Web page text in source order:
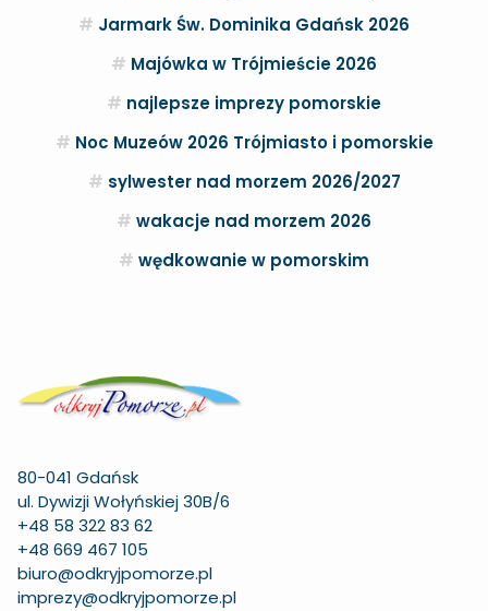
Jarmark Św. Dominika Gdańsk 2026
Majówka w Trójmieście 2026
najlepsze imprezy pomorskie
Noc Muzeów 2026 Trójmiasto i pomorskie
sylwester nad morzem 2026/2027
wakacje nad morzem 2026
wędkowanie w pomorskim
80-041 Gdańsk
ul. Dywizji Wołyńskiej 30B/6
+48 58 322 83 62
+48 669 467 105
biuro@odkryjpomorze.pl
imprezy@odkryjpomorze.pl